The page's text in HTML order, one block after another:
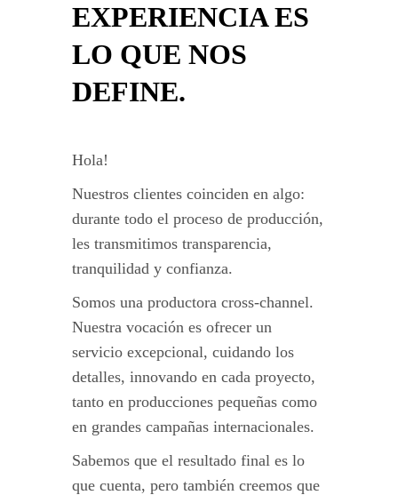
EXPERIENCIA ES
LO QUE NOS
DEFINE.
Hola!
Nuestros clientes coinciden en algo:
durante todo el proceso de producción,
les transmitimos transparencia,
tranquilidad y confianza.
Somos una productora cross-channel.
Nuestra vocación es ofrecer un
servicio excepcional, cuidando los
detalles, innovando en cada proyecto,
tanto en producciones pequeñas como
en grandes campañas internacionales.
Sabemos que el resultado final es lo
que cuenta, pero también creemos que